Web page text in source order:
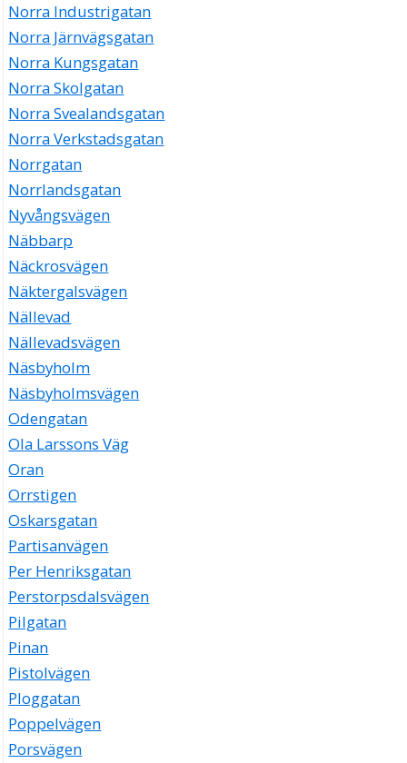
Norra Industrigatan
Norra Järnvägsgatan
Norra Kungsgatan
Norra Skolgatan
Norra Svealandsgatan
Norra Verkstadsgatan
Norrgatan
Norrlandsgatan
Nyvångsvägen
Näbbarp
Näckrosvägen
Näktergalsvägen
Nällevad
Nällevadsvägen
Näsbyholm
Näsbyholmsvägen
Odengatan
Ola Larssons Väg
Oran
Orrstigen
Oskarsgatan
Partisanvägen
Per Henriksgatan
Perstorpsdalsvägen
Pilgatan
Pinan
Pistolvägen
Ploggatan
Poppelvägen
Porsvägen